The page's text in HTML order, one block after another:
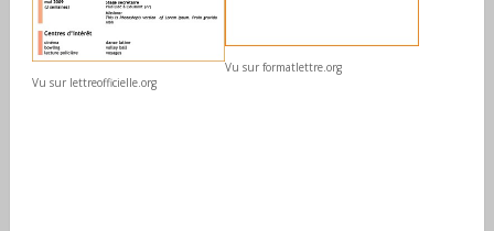
Vu sur lettreofficielle.org
Vu sur formatlettre.org